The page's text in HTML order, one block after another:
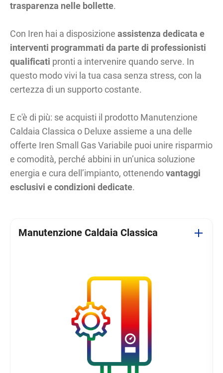
trasparenza nelle bollette.
Con Iren hai a disposizioneassistenza dedicata e
interventi programmati da parte di professionisti
qualificati pronti a intervenire quando serve. In
questo modo vivi la tua casa senza stress, con la
certezza di un supporto costante.
E c'è di più: se acquisti il prodotto Manutenzione
Caldaia Classica o Deluxe assieme a una delle
offerte Iren Small Gas Variabile puoi unire risparmio
e comodità, perché abbini in un’unica soluzione
energia e cura dell’impianto, ottenendovantaggi
esclusivi e condizioni dedicate.
Manutenzione Caldaia Classica